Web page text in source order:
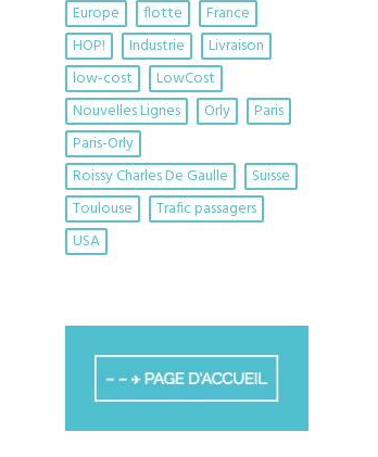
Europe
flotte
France
HOP!
Industrie
Livraison
low-cost
LowCost
Nouvelles Lignes
Orly
Paris
Paris-Orly
Roissy Charles De Gaulle
Suisse
Toulouse
Trafic passagers
USA